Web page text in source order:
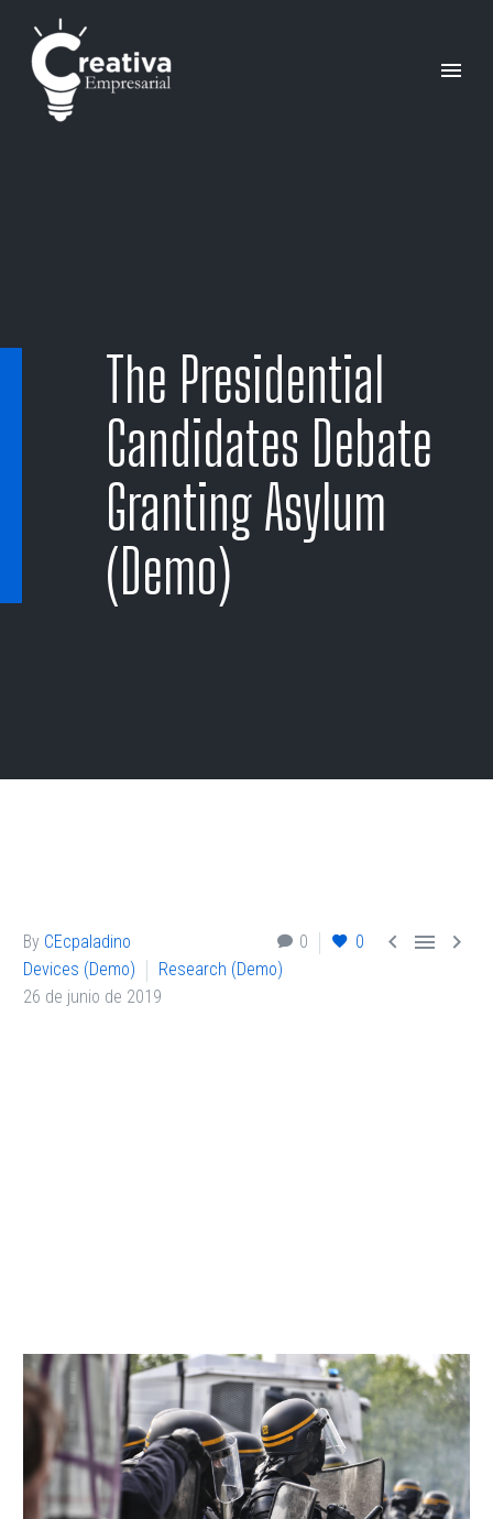
The Presidential
Candidates Debate
Granting Asylum
(Demo)
0 0   
By CEcpaladino
Devices (Demo)
Research (Demo)
26 de junio de 2019